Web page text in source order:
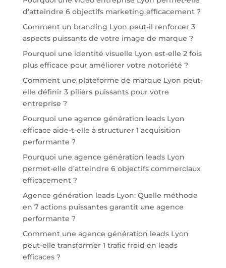
d’atteindre 6 objectifs marketing efficacement ?
Comment un branding Lyon peut-il renforcer 3
aspects puissants de votre image de marque ?
Pourquoi une identité visuelle Lyon est-elle 2 fois
plus efficace pour améliorer votre notoriété ?
Comment une plateforme de marque Lyon peut-
elle définir 3 piliers puissants pour votre
entreprise ?
Pourquoi une agence génération leads Lyon
efficace aide-t-elle à structurer 1 acquisition
performante ?
Pourquoi une agence génération leads Lyon
permet-elle d’atteindre 6 objectifs commerciaux
efficacement ?
Agence génération leads Lyon: Quelle méthode
en 7 actions puissantes garantit une agence
performante ?
Comment une agence génération leads Lyon
peut-elle transformer 1 trafic froid en leads
efficaces ?